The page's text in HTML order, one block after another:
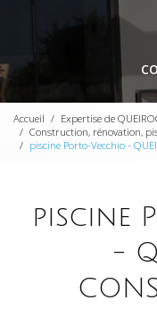
Accueil
Expertise de
Construction, rénovation,
piscine Porto-Vecchio -
piscine
-